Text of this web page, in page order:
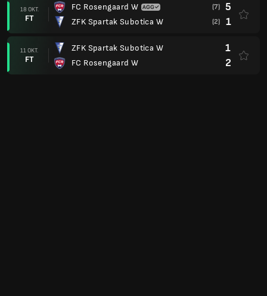
18 OKT.
FT
FC Rosengaard W
ZFK Spartak Subotica W
(7) 5
(2) 1
11 OKT.
FT
ZFK Spartak Subotica W
FC Rosengaard W
1
2